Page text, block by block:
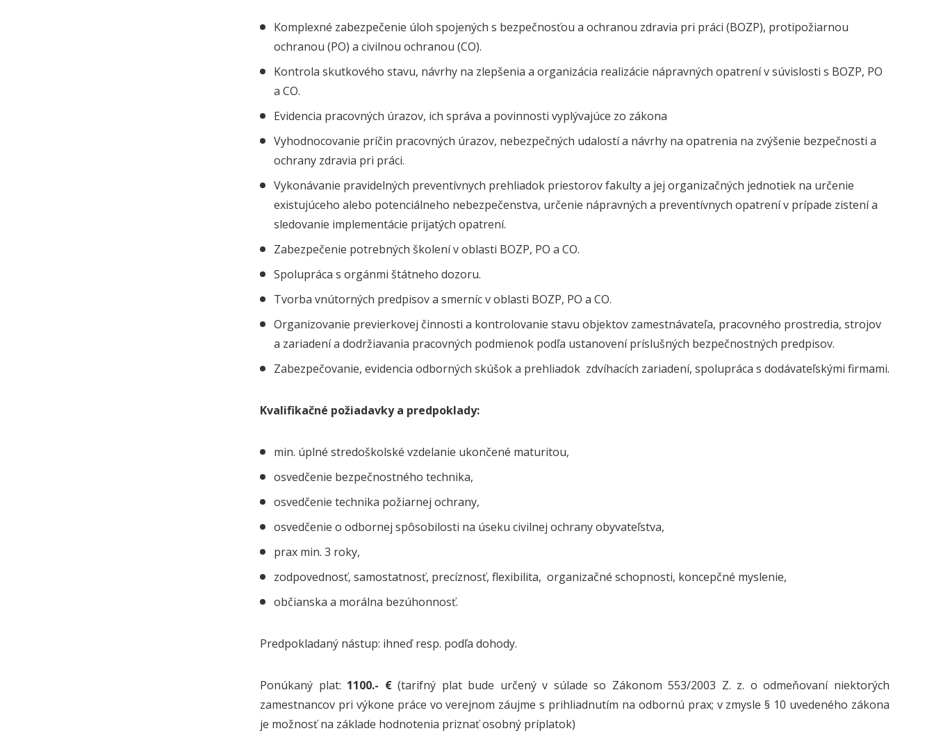
Komplexné zabezpečenie úloh spojených s bezpečnosťou a ochranou zdravia pri práci (BOZP), protipožiarnou
ochranou (PO) a civilnou ochranou (CO).
Kontrola skutkového stavu, návrhy na zlepšenia a organizácia realizácie nápravných opatrení v súvislosti s BOZP, PO
a CO.
Evidencia pracovných úrazov, ich správa a povinnosti vyplývajúce zo zákona
Vyhodnocovanie príčin pracovných úrazov, nebezpečných udalostí a návrhy na opatrenia na zvýšenie bezpečnosti a
ochrany zdravia pri práci.
Vykonávanie pravidelných preventívnych prehliadok priestorov fakulty a jej organizačných jednotiek na určenie
existujúceho alebo potenciálneho nebezpečenstva, určenie nápravných a preventívnych opatrení v prípade zistení a
sledovanie implementácie prijatých opatrení.
Zabezpečenie potrebných školení v oblasti BOZP, PO a CO.
Spolupráca s orgánmi štátneho dozoru.
Tvorba vnútorných predpisov a smerníc v oblasti BOZP, PO a CO.
Organizovanie previerkovej činnosti a kontrolovanie stavu objektov zamestnávateľa, pracovného prostredia, strojov
a zariadení a dodržiavania pracovných podmienok podľa ustanovení príslušných bezpečnostných predpisov.
Zabezpečovanie, evidencia odborných skúšok a prehliadok zdvíhacích zariadení, spolupráca s dodávateľskými firmami.
Kvalifikačné požiadavky a predpoklady:
min. úplné stredoškolské vzdelanie ukončené maturitou,
osvedčenie bezpečnostného technika,
osvedčenie technika požiarnej ochrany,
osvedčenie o odbornej spôsobilosti na úseku civilnej ochrany obyvateľstva,
prax min. 3 roky,
zodpovednosť, samostatnosť, precíznosť, flexibilita, organizačné schopnosti, koncepčné myslenie,
občianska a morálna bezúhonnosť.
Predpokladaný nástup: ihneď resp. podľa dohody.
Ponúkaný plat: 1100.- €(tarifný plat bude určený v súlade so Zákonom 553/2003 Z. z. o odmeňovaní niektorých
zamestnancov pri výkone práce vo verejnom záujme s prihliadnutím na odbornú prax; v zmysle § 10 uvedeného zákona
je možnosť na základe hodnotenia priznať osobný príplatok)